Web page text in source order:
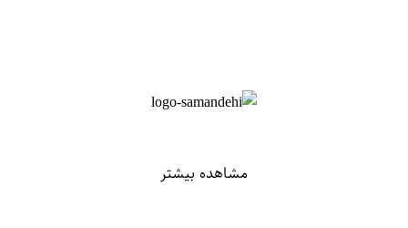
مشاهده بیشتر